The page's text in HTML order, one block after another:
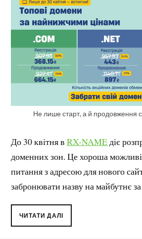
Не лише старт, а й продовження
До 30 квітня вRX-NAMEдіє
доменних зон. Це хороша
питання з адресою для нового
забронювати назву на майбутнє
ЧИТАТИ ДАЛІ